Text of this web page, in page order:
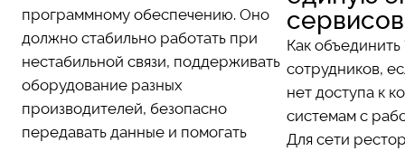
программному обеспечению. Оно
должно стабильно работать при
нестабильной связи, поддерживать
оборудование разных
производителей, безопасно
передавать данные и помогать
сервисов
Как
сотрудников,
нет доступа к
системам с
Для сети